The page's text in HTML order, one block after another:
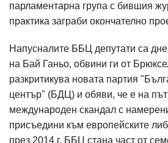
парламентарна група с бившия
практика заграби окончателно
Напусналите ББЦ депутати са
на Бай Ганьо, обвини ги от
разкритикува новата партия
център" (БДЦ) и обяви, че е на
международен скандал с
присъедини към европейските
през 2014 г. ББЦ стана част от